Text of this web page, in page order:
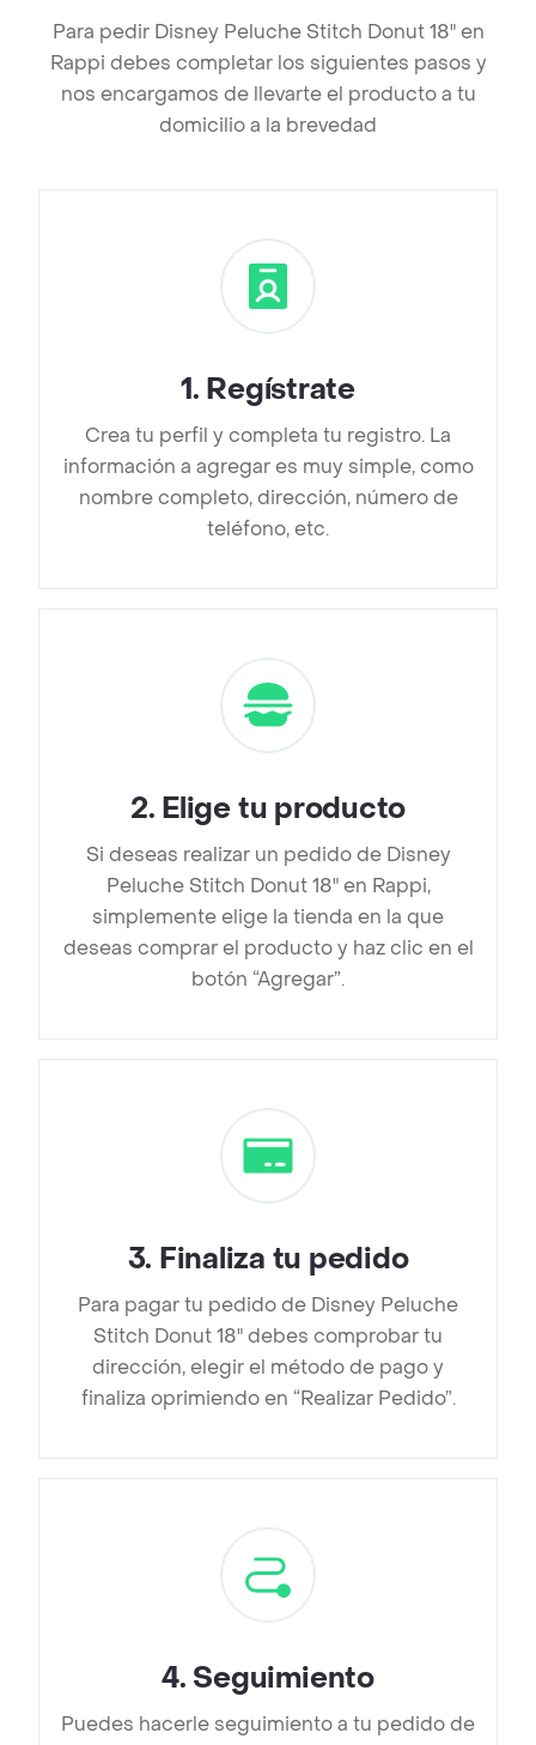
Para pedir Disney Peluche Stitch Donut 18" en
Rappi debes completar los siguientes pasos y
nos encargamos de llevarte el producto a tu
domicilio a la brevedad
1. Regístrate
Crea tu perfil y completa tu registro. La
información a agregar es muy simple, como
nombre completo, dirección, número de
teléfono, etc.
2. Elige tu producto
Si deseas realizar un pedido de Disney
Peluche Stitch Donut 18" en Rappi,
simplemente elige la tienda en la que
deseas comprar el producto y haz clic en el
botón “Agregar”.
3. Finaliza tu pedido
Para pagar tu pedido de Disney Peluche
Stitch Donut 18" debes comprobar tu
dirección, elegir el método de pago y
finaliza oprimiendo en “Realizar Pedido”.
4. Seguimiento
Puedes hacerle seguimiento a tu pedido de